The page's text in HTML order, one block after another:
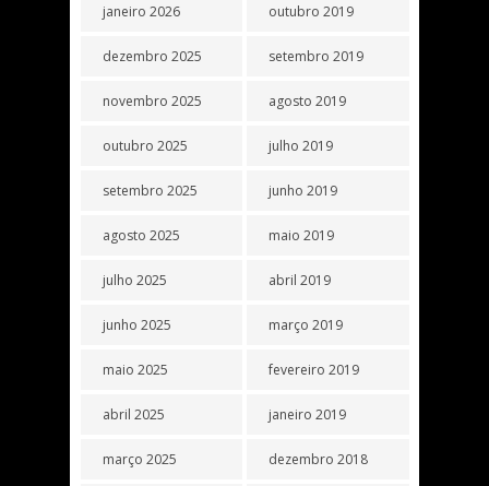
janeiro 2026
dezembro 2025
novembro 2025
outubro 2025
setembro 2025
agosto 2025
julho 2025
junho 2025
maio 2025
abril 2025
março 2025
outubro 2019
setembro 2019
agosto 2019
julho 2019
junho 2019
maio 2019
abril 2019
março 2019
fevereiro 2019
janeiro 2019
dezembro 2018